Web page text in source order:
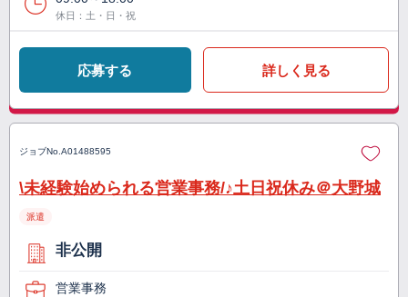
休日：土・日・祝
応募する 詳しく見る
ジョブNo. A01488595
\未経験始められる営業事務/♪土日祝休み＠大野城
派遣
非公開
営業事務